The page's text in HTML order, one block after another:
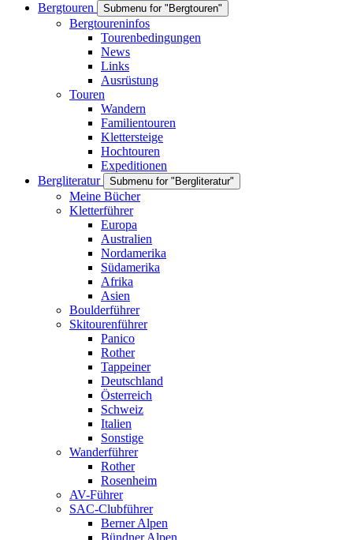
Bergtouren
Submenu for "Bergtouren"
Bergtoureninfos
Tourenbedingungen
News
Links
Ausrüstung
Touren
Wandern
Familientouren
Klettersteige
Hochtouren
Expeditionen
Bergliteratur
Submenu for "Bergliteratur"
Meine Bücher
Kletterführer
Europa
Australien
Nordamerika
Südamerika
Afrika
Asien
Boulderführer
Skitourenführer
Panico
Rother
Tappeiner
Deutschland
Österreich
Schweiz
Italien
Sonstige
Wanderführer
Rother
Rosenheim
AV-Führer
SAC-Clubführer
Berner Alpen
Bündner Alpen